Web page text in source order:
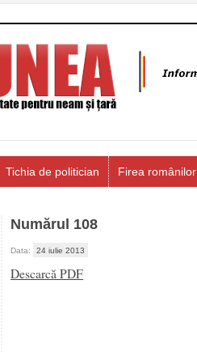
Tichia de politician Firea românilor
Numărul 108
Data: 24 iulie 2013
Descarcă PDF